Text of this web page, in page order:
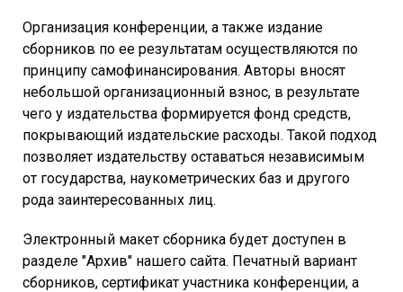
Организация конференции, а также издание
сборников по ее результатам осуществляются по
принципу самофинансирования. Авторы вносят
небольшой организационный взнос, в результате
чего у издательства формируется фонд средств,
покрывающий издательские расходы. Такой подход
позволяет издательству оставаться независимым
от государства, наукометрических баз и другого
рода заинтересованных лиц.
Электронный макет сборника будет доступен в
разделе "Архив" нашего сайта. Печатный вариант
сборников, сертификат участника конференции, а